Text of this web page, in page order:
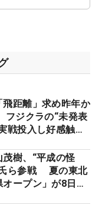
飛距離」求め昨年か
ジクラの“未発表
戦投入し好感触
！】樹、“平成の怪
ら参戦 夏の東北
ープン」が8日開